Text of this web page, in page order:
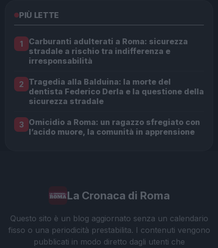
PIÙ LETTE
1
Carburanti adulterati a Roma: sicurezza
stradale a rischio tra indifferenza e
irresponsabilità
2 Tragedia alla Balduina: la morte del
dentista Federico Derla e la questione della
sicurezza stradale
3 Omicidio a Roma: un ragazzo sfregiato con
l’acido muore, la comunità in apprensione
La Cronaca di Roma
Questo sito è un blog aggiornato senza un calendario
fisso o una periodicità prestabilita. I contenuti vengono
pubblicati in modo diretto dagli utenti che